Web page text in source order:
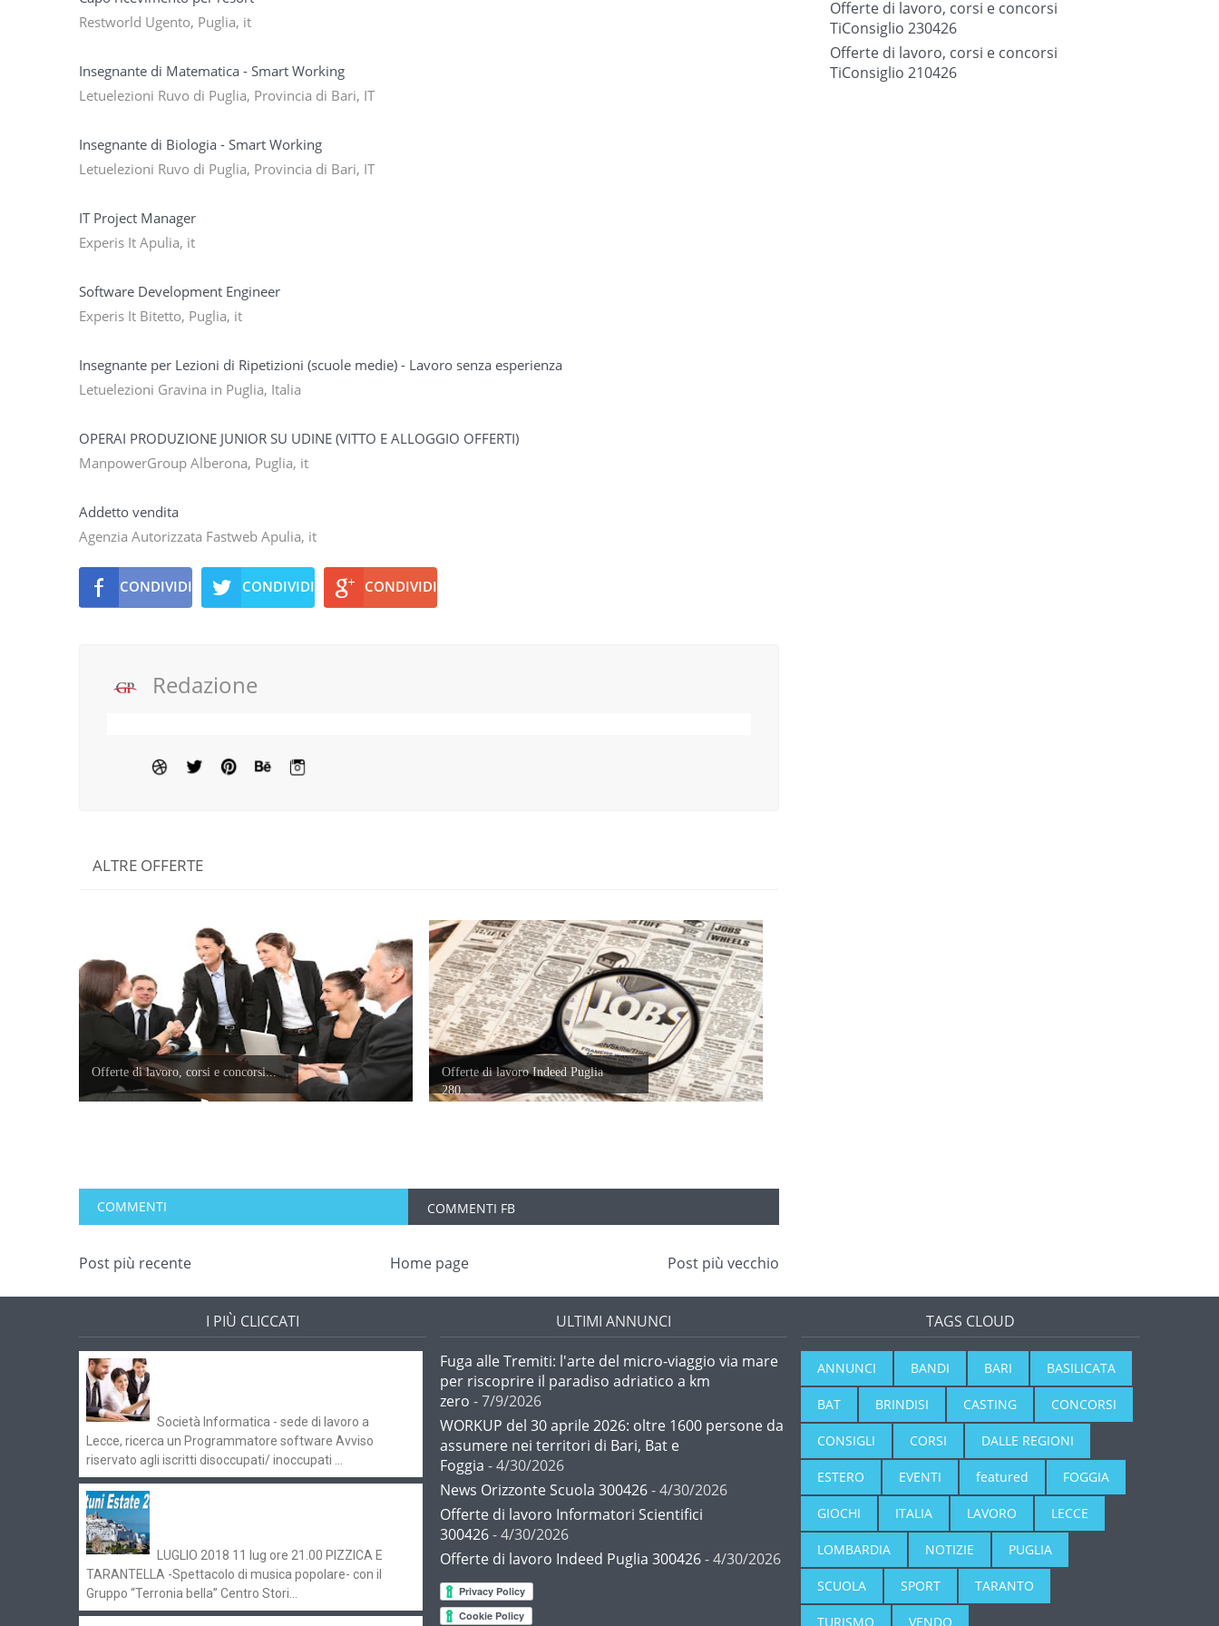
Restworld Ugento, Puglia, it
Insegnante di Matematica - Smart Working
Letuelezioni Ruvo di Puglia, Provincia di Bari, IT
Insegnante di Biologia - Smart Working
Letuelezioni Ruvo di Puglia, Provincia di Bari, IT
IT Project Manager
Experis It Apulia, it
Software Development Engineer
Experis It Bitetto, Puglia, it
Insegnante per Lezioni di Ripetizioni (scuole medie) - Lavoro senza esperienza
Letuelezioni Gravina in Puglia, Italia
OPERAI PRODUZIONE JUNIOR SU UDINE (VITTO E ALLOGGIO OFFERTI)
ManpowerGroup Alberona, Puglia, it
Addetto vendita
Agenzia Autorizzata Fastweb Apulia, it
CONDIVIDI CONDIVIDI CONDIVIDI
Redazione
ALTRE OFFERTE
Offerte di lavoro, corsi e concorsi...
Offerte di lavoro Indeed Puglia
280...
COMMENTI COMMENTI FB
Post più recente Post più vecchio
Home page
Offerte di lavoro, corsi e concorsi
TiConsiglio 230426
Offerte di lavoro, corsi e concorsi
TiConsiglio 210426
I PIÙ CLICCATI
Società Informatica - sede di lavoro a
Lecce, ricerca un Programmatore software Avviso
riservato agli iscritti disoccupati/ inoccupati ...
LUGLIO 2018 11 lug ore 21.00 PIZZICA E
TARANTELLA -Spettacolo di musica popolare- con il
Gruppo “Terronia bella” Centro Stori...
ULTIMI ANNUNCI
Fuga alle Tremiti: l'arte del micro-viaggio via mare
per riscoprire il paradiso adriatico a km
zero - 7/9/2026
WORKUP del 30 aprile 2026: oltre 1600 persone da
assumere nei territori di Bari, Bat e
Foggia - 4/30/2026
News Orizzonte Scuola 300426- 4/30/2026
Offerte di lavoro Informatori Scientifici
300426- 4/30/2026
Offerte di lavoro Indeed Puglia 300426- 4/30/2026
TAGS CLOUD
ANNUNCI BANDI BARI BASILICATA
BAT BRINDISI CASTING CONCORSI
CONSIGLI CORSI DALLE REGIONI
ESTERO EVENTI featured FOGGIA
GIOCHI ITALIA LAVORO LECCE
LOMBARDIA NOTIZIE PUGLIA
SCUOLA SPORT TARANTO
TURISMO VENDO